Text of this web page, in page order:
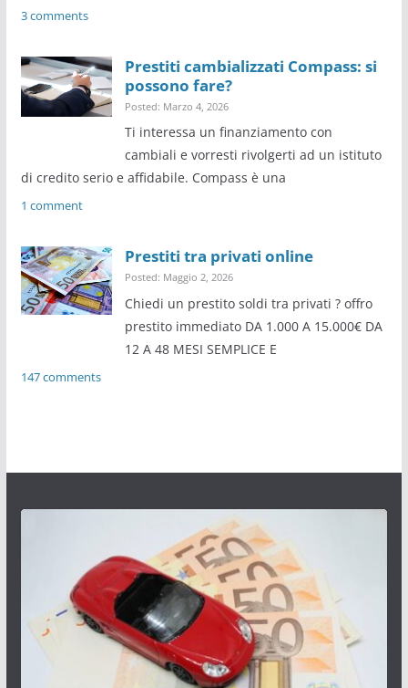
3 comments
Prestiti cambializzati Compass: si
possono fare?
Posted: Marzo 4, 2026
Ti interessa un finanziamento con
cambiali e vorresti rivolgerti ad un istituto
di credito serio e affidabile. Compass è una
1 comment
Prestiti tra privati online
Posted: Maggio 2, 2026
Chiedi un prestito soldi tra privati ? offro
prestito immediato DA 1.000 A 15.000€ DA
12 A 48 MESI SEMPLICE E
147 comments